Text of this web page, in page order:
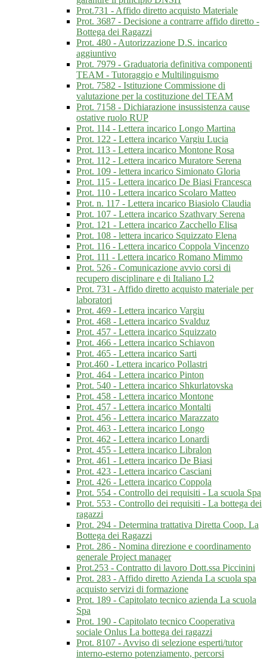
Prot.731 - Affido diretto acquisto Materiale
Prot. 3687 - Decisione a contrarre affido diretto -
Bottega dei Ragazzi
Prot. 480 - Autorizzazione D.S. incarico
aggiuntivo
Prot. 7979 - Graduatoria definitiva componenti
TEAM - Tutoraggio e Multilinguismo
Prot. 7582 - Istituzione Commissione di
valutazione per la costituzione del TEAM
Prot. 7158 - Dichiarazione insussistenza cause
ostative ruolo RUP
Prot. 114 - Lettera incarico Longo Martina
Prot. 122 - Lettera incarico Vargiu Lucia
Prot. 113 - Lettera incarico Montone Rosa
Prot. 112 - Lettera incarico Muratore Serena
Prot. 109 - lettera incarico Simionato Gloria
Prot. 115 - Lettera incarico De Biasi Francesca
Prot. 110 - Lettera incarico Scolaro Matteo
Prot. n. 117 - Lettera incarico Biasiolo Claudia
Prot. 107 - Lettera incarico Szathvary Serena
Prot. 121 - Lettera incarico Zacchello Elisa
Prot. 108 - lettera incarico Squizzato Elena
Prot. 116 - Lettera incarico Coppola Vincenzo
Prot. 111 - Lettera incarico Romano Mimmo
Prot. 526 - Comunicazione avvio corsi di
recupero disciplinare e di Italiano L2
Prot. 731 - Affido diretto acquisto materiale per
laboratori
Prot. 469 - Lettera incarico Vargiu
Prot. 468 - Lettera incarico Svalduz
Prot. 457 - Lettera incarico Squizzato
Prot. 466 - Lettera incarico Schiavon
Prot. 465 - Lettera incarico Sarti
Prot.460 - Lettera incarico Pollastri
Prot. 464 - Lettera incarico Pinton
Prot. 540 - Lettera incarico Shkurlatovska
Prot. 458 - Lettera incarico Montone
Prot. 457 - Lettera incarico Montalti
Prot. 456 - Lettera incarico Marazzato
Prot. 463 - Lettera incarico Longo
Prot. 462 - Lettera incarico Lonardi
Prot. 455 - Lettera incarico Libralon
Prot. 461 - Lettera incarico De Biasi
Prot. 423 - Lettera incarico Casciani
Prot. 426 - Lettera incarico Coppola
Prot. 554 - Controllo dei requisiti - La scuola Spa
Prot. 553 - Controllo dei requisiti - La bottega dei
ragazzi
Prot. 294 - Determina trattativa Diretta Coop. La
Bottega dei Ragazzi
Prot. 286 - Nomina direzione e coordinamento
generale Project manager
Prot.253 - Contratto di lavoro Dott.ssa Piccinini
Prot. 283 - Affido diretto Azienda La scuola spa
acquisto servizi di formazione
Prot. 189 - Capitolato tecnico azienda La scuola
Spa
Prot. 190 - Capitolato tecnico Cooperativa
sociale Onlus La bottega dei ragazzi
Prot. 8107 - Avviso di selezione esperti/tutor
interno-esterno potenziamento, percorsi